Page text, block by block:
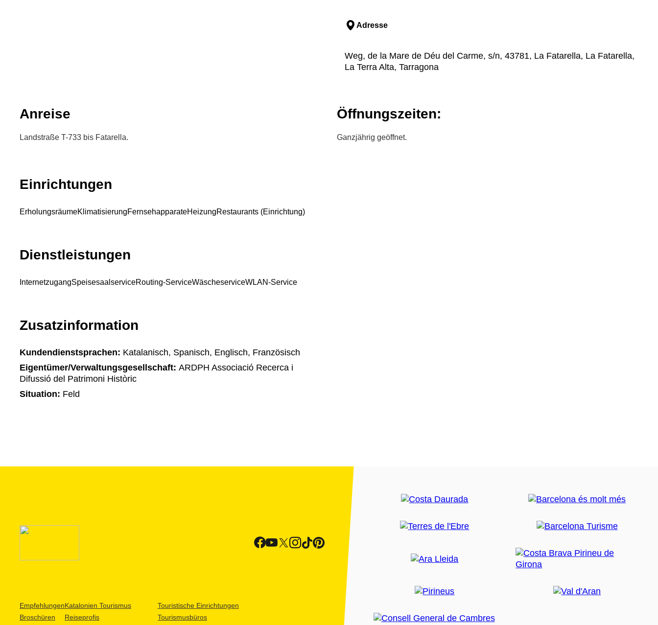
Adresse
Weg, de la Mare de Déu del Carme, s/n, 43781, La Fatarella, La Fatarella,
La Terra Alta, Tarragona
Anreise
Landstraße T-733 bis Fatarella.
Öffnungszeiten:
Ganzjährig geöffnet.
Einrichtungen
ErholungsräumeKlimatisierungFernsehapparateHeizungRestaurants (Einrichtung)
Dienstleistungen
InternetzugangSpeisesaalserviceRouting-ServiceWäscheserviceWLAN-Service
Zusatzinformation
Kundendienstsprachen: Katalanisch, Spanisch, Englisch, Französisch
Eigentümer/Verwaltungsgesellschaft: ARDPH Associació Recerca i
Difussió del Patrimoni Històric
Situation: Feld
Empfehlungen
Broschüren
Katalonien Tourismus
Reiseprofis
Touristische Einrichtungen
Tourismusbüros